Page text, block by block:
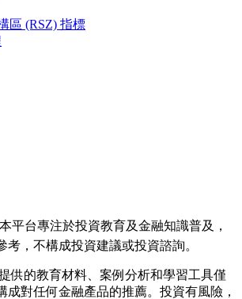
區 (RSZ) 指標
平台專注於投資教育及金融知識普及，
考，不構成投資建議或投資諮詢。
供的教育材料、案例分析和學習工具僅
成對任何金融產品的推薦。投資有風險，